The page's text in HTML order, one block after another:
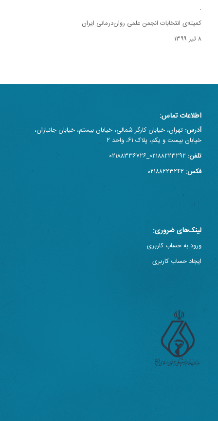
.
کمیته‌ی انتخابات انجمن علمی روان‌درمانی ایران
۸ تیر ۱۳۹۹
اطلاعات تماس:
آدرس: تهران، خیابان کارگر شمالی، خیابان بیستم، خیابان جانبازان،
خیابان بیست و یکم، پلاک ۶۱، واحد ۲
تلفن:
فکس:
لینک‌های ضروری:
ورود به حساب کاربری
ایجاد حساب کاربری